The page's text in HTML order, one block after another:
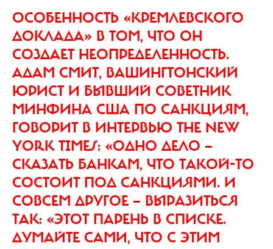
ОСОБЕННОСТЬ «КРЕМЛЕВСКОГО
ДОКЛАДА» В ТОМ, ЧТО ОН
СОЗДАЕТ НЕОПРЕДЕЛЕННОСТЬ.
АДАМ СМИТ, ВАШИНГТОНСКИЙ
ЮРИСТ И БЫВШИЙ СОВЕТНИК
МИНФИНА США ПО САНКЦИЯМ,
ГОВОРИТ В ИНТЕРВЬЮ THE NEW
YORK TIMES: «ОДНО ДЕЛО —
СКАЗАТЬ БАНКАМ, ЧТО ТАКОЙ-ТО
СОСТОИТ ПОД САНКЦИЯМИ. И
СОВСЕМ ДРУГОЕ — ВЫРАЗИТЬСЯ
ТАК: «ЭТОТ ПАРЕНЬ В СПИСКЕ.
ДУМАЙТЕ САМИ, ЧТО С ЭТИМ